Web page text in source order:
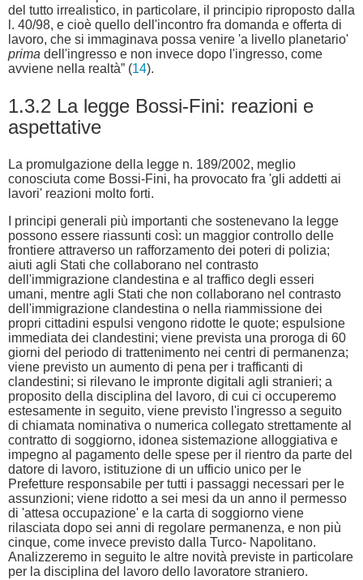
del tutto irrealistico, in particolare, il principio riproposto dalla
l. 40/98, e cioè quello dell'incontro fra domanda e offerta di
lavoro, che si immaginava possa venire 'a livello planetario'
prima dell'ingresso e non invece dopo l'ingresso, come
avviene nella realtà” (14).
1.3.2 La legge Bossi-Fini: reazioni e
aspettative
La promulgazione della legge n. 189/2002, meglio
conosciuta come Bossi-Fini, ha provocato fra 'gli addetti ai
lavori' reazioni molto forti.
I principi generali più importanti che sostenevano la legge
possono essere riassunti così: un maggior controllo delle
frontiere attraverso un rafforzamento dei poteri di polizia;
aiuti agli Stati che collaborano nel contrasto
dell'immigrazione clandestina e al traffico degli esseri
umani, mentre agli Stati che non collaborano nel contrasto
dell'immigrazione clandestina o nella riammissione dei
propri cittadini espulsi vengono ridotte le quote; espulsione
immediata dei clandestini; viene prevista una proroga di 60
giorni del periodo di trattenimento nei centri di permanenza;
viene previsto un aumento di pena per i trafficanti di
clandestini; si rilevano le impronte digitali agli stranieri; a
proposito della disciplina del lavoro, di cui ci occuperemo
estesamente in seguito, viene previsto l'ingresso a seguito
di chiamata nominativa o numerica collegato strettamente al
contratto di soggiorno, idonea sistemazione alloggiativa e
impegno al pagamento delle spese per il rientro da parte del
datore di lavoro, istituzione di un ufficio unico per le
Prefetture responsabile per tutti i passaggi necessari per le
assunzioni; viene ridotto a sei mesi da un anno il permesso
di 'attesa occupazione' e la carta di soggiorno viene
rilasciata dopo sei anni di regolare permanenza, e non più
cinque, come invece previsto dalla Turco- Napolitano.
Analizzeremo in seguito le altre novità previste in particolare
per la disciplina del lavoro dello lavoratore straniero.